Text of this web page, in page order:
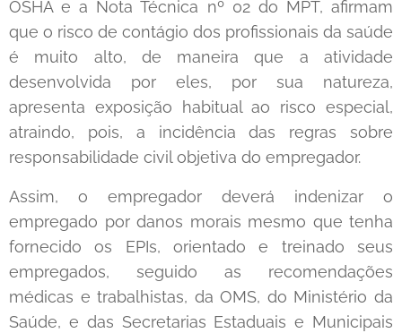
OSHA e a Nota Técnica nº 02 do MPT, afirmam
que o risco de contágio dos profissionais da saúde
é muito alto, de maneira que a atividade
desenvolvida por eles, por sua natureza,
apresenta exposição habitual ao risco especial,
atraindo, pois, a incidência das regras sobre
responsabilidade civil objetiva do empregador.
Assim, o empregador deverá indenizar o
empregado por danos morais mesmo que tenha
fornecido os EPIs, orientado e treinado seus
empregados, seguido as recomendações
médicas e trabalhistas, da OMS, do Ministério da
Saúde, e das Secretarias Estaduais e Municipais